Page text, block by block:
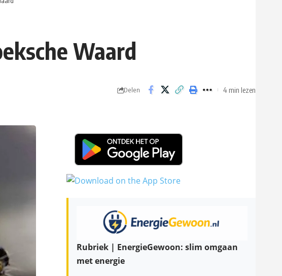
Waard
Delen 4 min lezen
Rubriek | EnergieGewoon: slim omgaan
met energie